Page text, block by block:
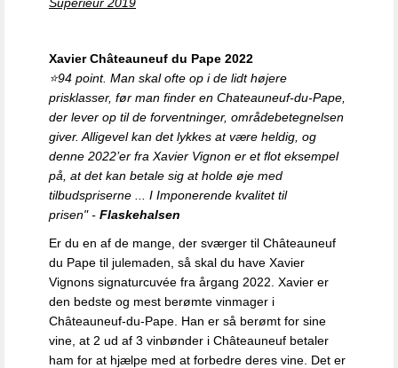
Xavier Châteauneuf du Pape 2022
⭐94 point. Man skal ofte op i de lidt højere
prisklasser, før man finder en Chateauneuf-du-Pape,
der lever op til de forventninger, områdebetegnelsen
giver. Alligevel kan det lykkes at være heldig, og
denne 2022’er fra Xavier Vignon er et flot eksempel
på, at det kan betale sig at holde øje med
tilbudspriserne ... I Imponerende kvalitet til
prisen"- Flaskehalsen
Er du en af de mange, der sværger til Châteauneuf
du Pape til julemaden, så skal du have Xavier
Vignons signaturcuvée fra årgang 2022. Xavier er
den bedste og mest berømte vinmager i
Châteauneuf-du-Pape. Han er så berømt for sine
vine, at 2 ud af 3 vinbønder i Châteauneuf betaler
ham for at hjælpe med at forbedre deres vine. Det er